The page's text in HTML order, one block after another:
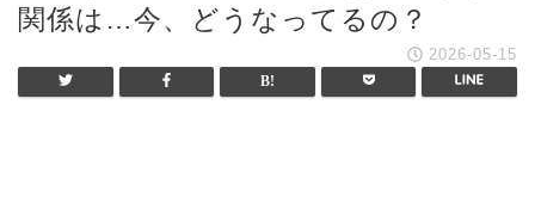
関係は…今、どうなってるの？
2026-05-15